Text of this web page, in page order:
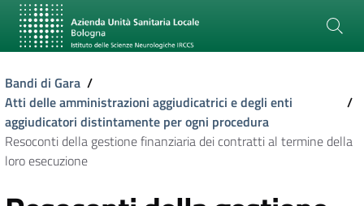
Bandi di Gara /
Atti delle amministrazioni aggiudicatrici e degli enti
aggiudicatori distintamente per ogni procedura
/
Resoconti della gestione finanziaria dei contratti al termine della
loro esecuzione